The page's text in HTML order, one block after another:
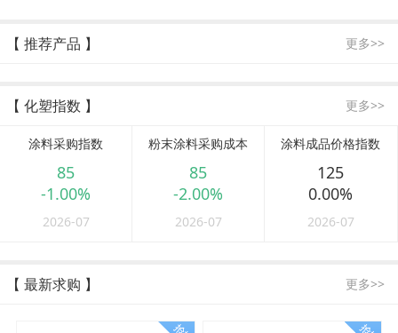
【 推荐产品 】 更多>>
【 化塑指数 】 更多>>
涂料采购指数
85
-1.00%
2026-07
粉末涂料采购成本
85
-2.00%
2026-07
涂料成品价格指数
125
0.00%
2026-07
【 最新求购 】 更多>>